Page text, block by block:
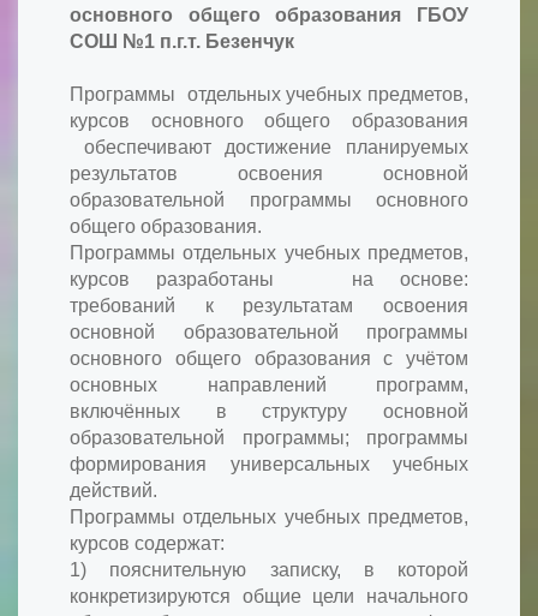
основного общего образования ГБОУ
СОШ №1 п.г.т. Безенчук
Программы отдельных учебных предметов,
курсов основного общего образования
обеспечивают достижение планируемых
результатов освоения основной
образовательной программы основного
общего образования.
Программы отдельных учебных предметов,
курсов разработаны на основе:
требований к результатам освоения
основной образовательной программы
основного общего образования с учётом
основных направлений программ,
включённых в структуру основной
образовательной программы; программы
формирования универсальных учебных
действий.
Программы отдельных учебных предметов,
курсов содержат:
1) пояснительную записку, в которой
конкретизируются общие цели начального